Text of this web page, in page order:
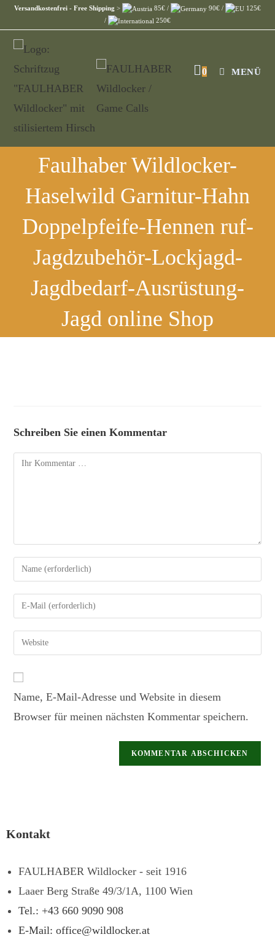
Versandkostenfrei - Free Shipping > 85€ / 90€ /
125€
/
250€
0 MENÜ
Faulhaber Wildlocker-
Haselwild Garnitur-Hahn
Doppelpfeife-Hennen ruf-
Jagdzubehör-Lockjagd-
Jagdbedarf-Ausrüstung-
Jagd online Shop
Schreiben Sie einen Kommentar
Name, E-Mail-Adresse und Website in diesem
Browser für meinen nächsten Kommentar speichern.
Kontakt
FAULHABER Wildlocker - seit 1916
Laaer Berg Straße 49/3/1A, 1100 Wien
Tel.: +43 660 9090 908
E-Mail: office@wildlocker.at